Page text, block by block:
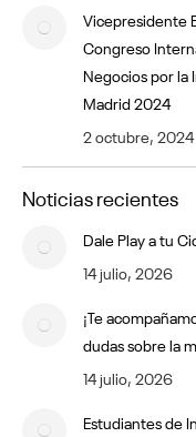
Vicepresidente
Congreso
Negocios por la
Madrid 2024
2 octubre, 2024
Noticias recientes
Dale Play a tu
14 julio, 2026
¡Te
dudas sobre la
14 julio, 2026
Estudiantes de